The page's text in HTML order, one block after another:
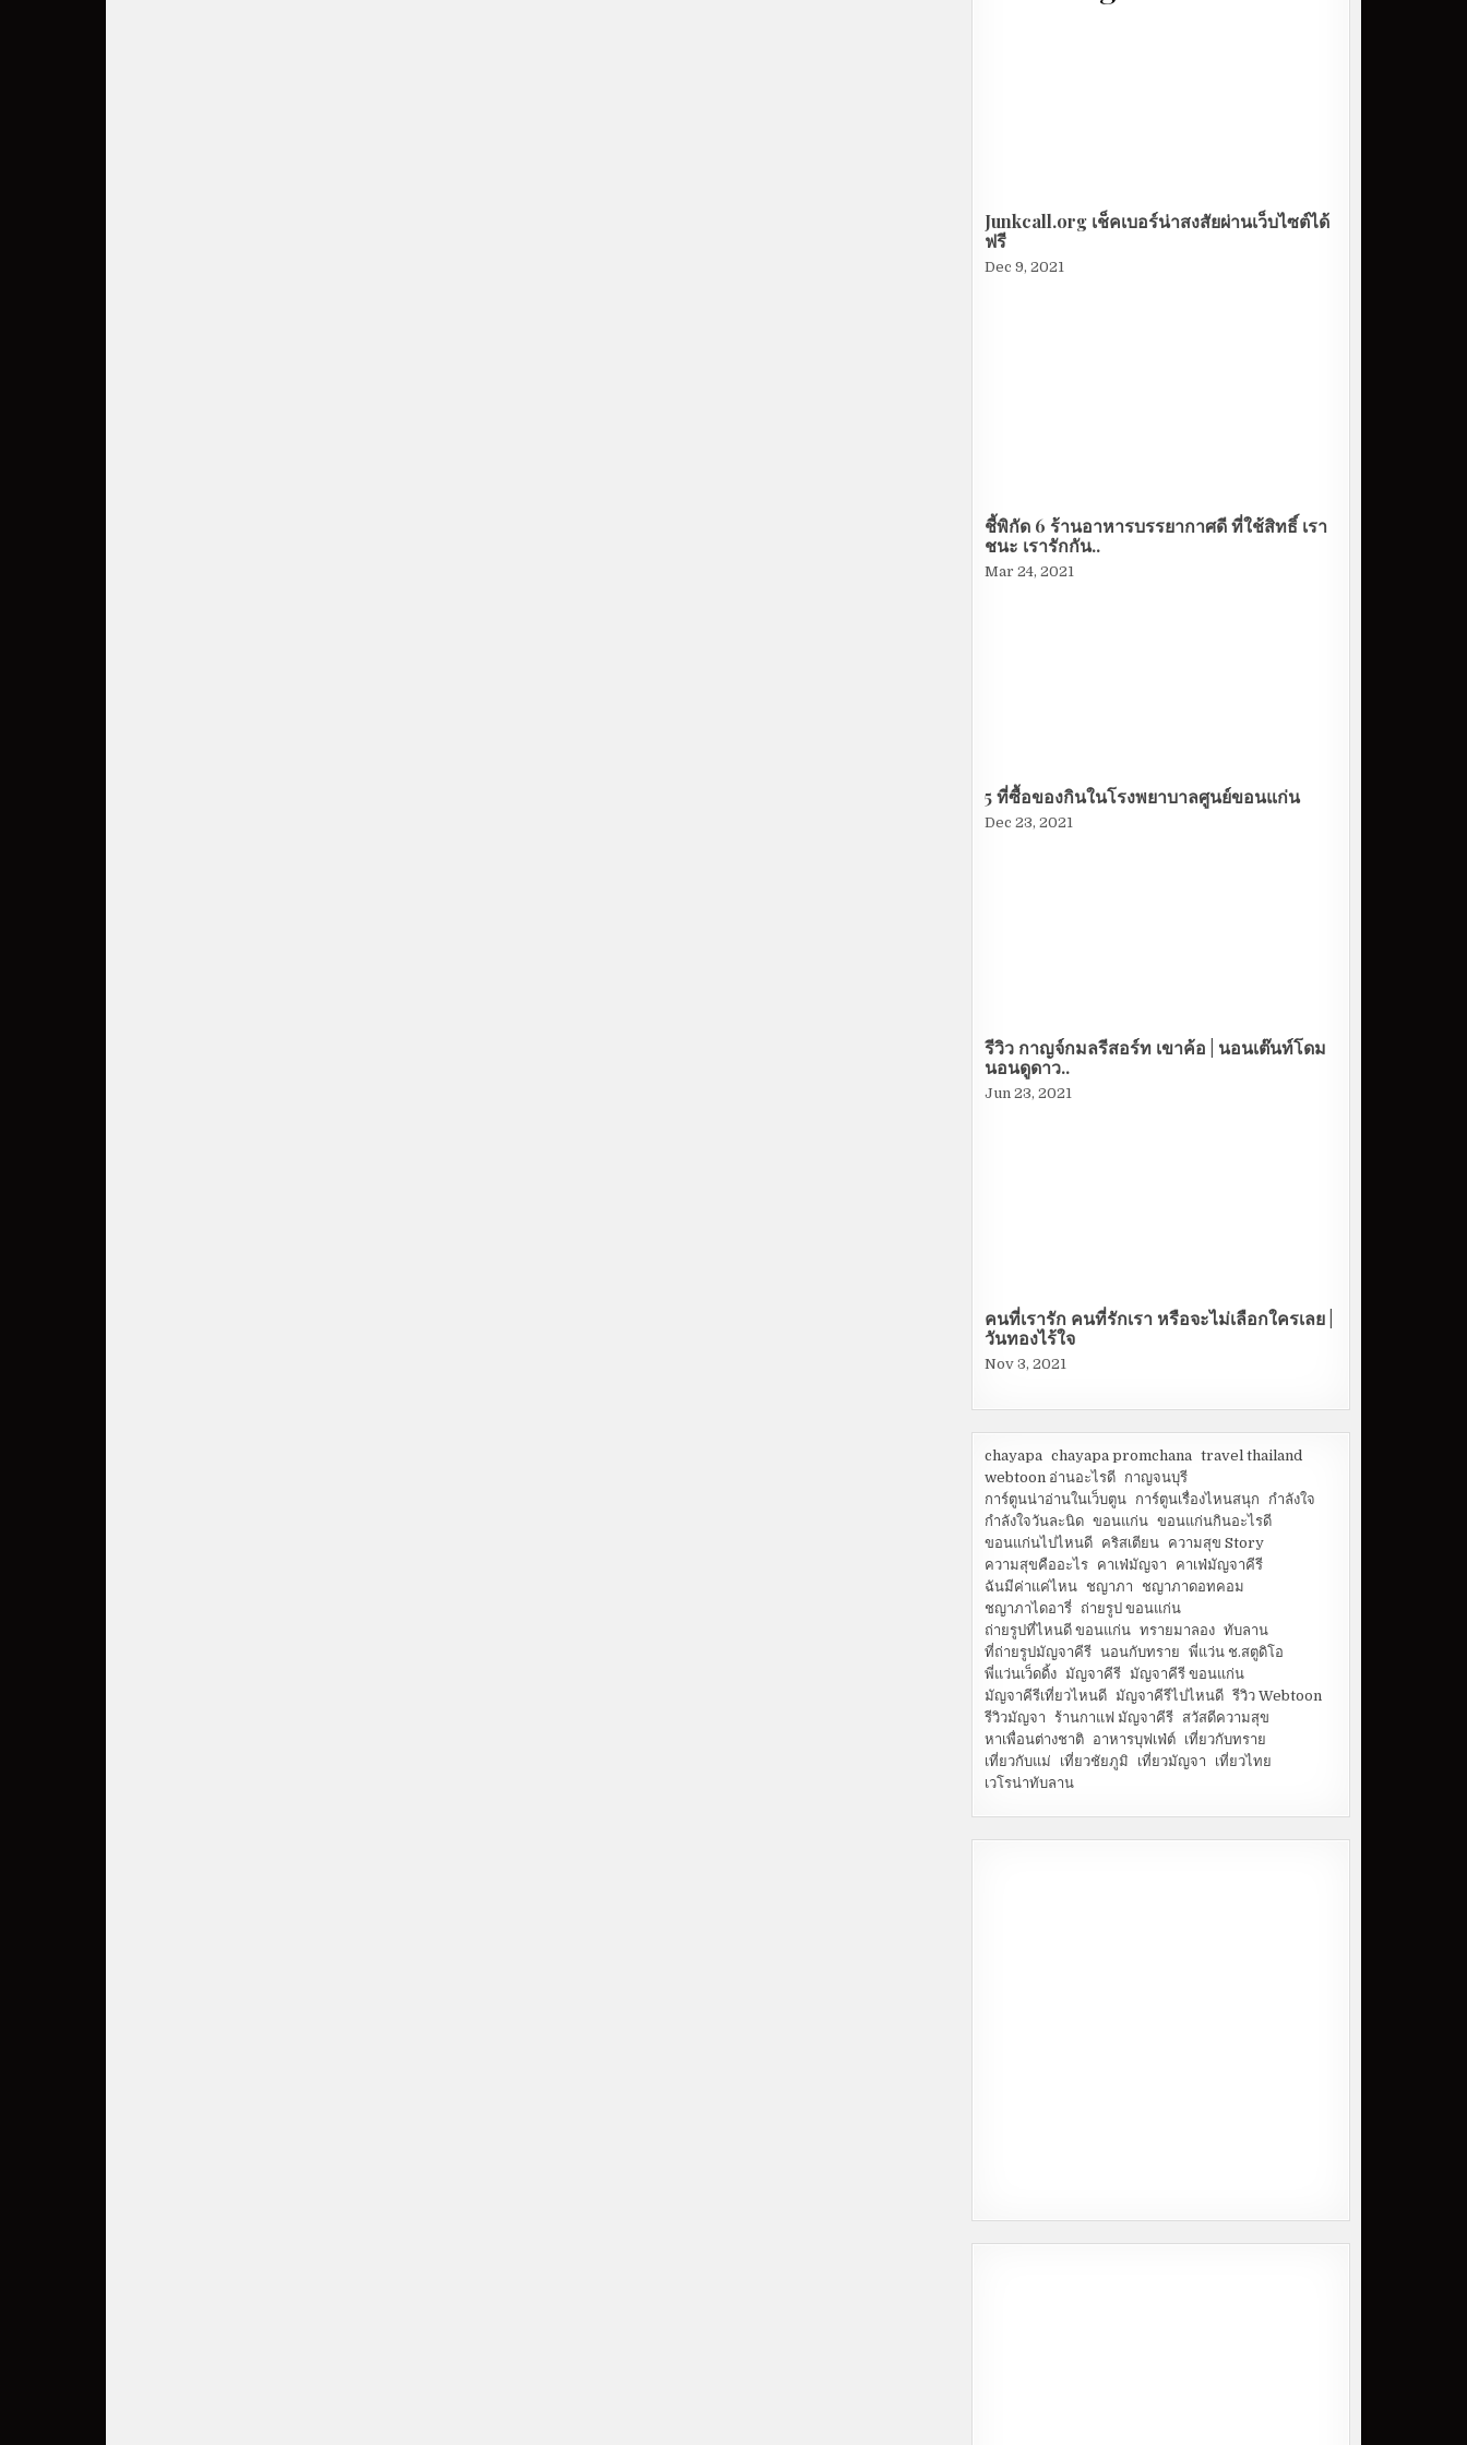
Junkcall.org เช็คเบอร์น่าสงสัยผ่านเว็บไซต์ได้
ฟรี
Dec 9, 2021
ชี้พิกัด 6 ร้านอาหารบรรยากาศดี ที่ใช้สิทธิ์ เรา
ชนะ เรารักกัน..
Mar 24, 2021
5 ที่ซื้อของกินในโรงพยาบาลศูนย์ขอนแก่น
Dec 23, 2021
รีวิว กาญจ์กมลรีสอร์ท เขาค้อ | นอนเต๊นท์โดม
นอนดูดาว..
Jun 23, 2021
คนที่เรารัก คนที่รักเรา หรือจะไม่เลือกใครเลย |
วันทองไร้ใจ
Nov 3, 2021
chayapa chayapa promchana travel thailand
webtoon อ่านอะไรดี
กาญจนบุรี
การ์ตูนน่าอ่านในเว็บตูน
การ์ตูนเรื่องไหนสนุก
กำลังใจ
กำลังใจวันละนิด ขอนแก่น ขอนแก่นกินอะไรดี
ขอนแก่นไปไหนดี
คริสเตียน
ความสุข Story
ความสุขคืออะไร
คาเฟ่มัญจา
คาเฟ่มัญจาคีรี
ฉันมีค่าแค่ไหน
ชญาภา
ชญาภาดอทคอม
ชญาภาไดอารี่
ถ่ายรูป ขอนแก่น
ถ่ายรูปที่ไหนดี ขอนแก่น ทรายมาลอง ทับลาน
ที่ถ่ายรูปมัญจาคีรี นอนกับทราย พี่แว่น ช.สตูดิโอ
พี่แว่นเว็ดดิ้ง มัญจาคีรี มัญจาคีรี ขอนแก่น
มัญจาคีรีเที่ยวไหนดี มัญจาคีรีไปไหนดี รีวิว Webtoon
รีวิวมัญจา ร้านกาแฟ มัญจาคีรี
สวัสดีความสุข
หาเพื่อนต่างชาติ
อาหารบุฟเฟ่ต์
เที่ยวกับทราย
เที่ยวกับแม่
เที่ยวชัยภูมิ เที่ยวมัญจา
เที่ยวไทย
เวโรน่าทับลาน